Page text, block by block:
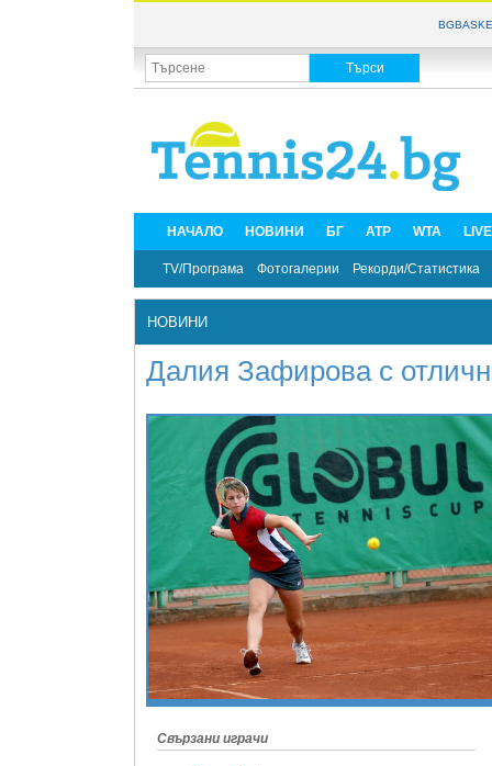
НАЧАЛО НОВИНИ БГ ATP WTA
TV/Програма Фотогалерии Рекорди/Статистика
НОВИНИ
Далия Зафирова с
Свързани играчи